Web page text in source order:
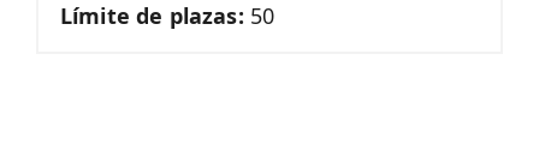
Límite de plazas: 50